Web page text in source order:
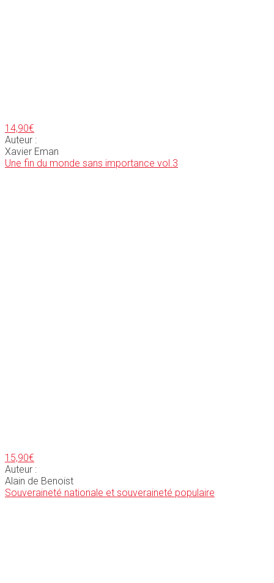
14,90€
Auteur :
Xavier Eman
Une fin du monde sans importance vol.3
15,90€
Auteur :
Alain de Benoist
Souveraineté nationale et souveraineté populaire